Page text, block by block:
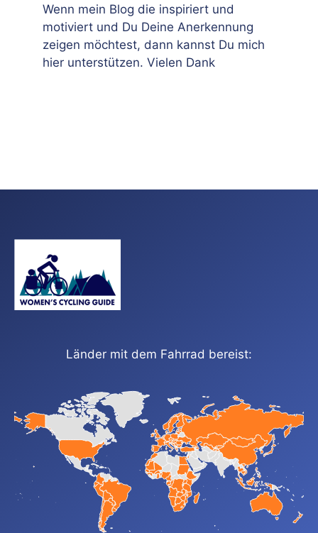
Wenn mein Blog die inspiriert und
motiviert und Du Deine Anerkennung
zeigen möchtest, dann kannst Du mich
hier unterstützen. Vielen Dank
Länder mit dem Fahrrad bereist: